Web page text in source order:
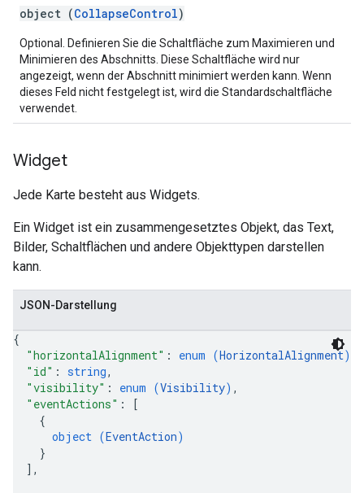
object (CollapseControl)
Optional. Definieren Sie die Schaltfläche zum Maximieren und
Minimieren des Abschnitts. Diese Schaltfläche wird nur
angezeigt, wenn der Abschnitt minimiert werden kann. Wenn
dieses Feld nicht festgelegt ist, wird die Standardschaltfläche
verwendet.
Widget
Jede Karte besteht aus Widgets.
Ein Widget ist ein zusammengesetztes Objekt, das Text,
Bilder, Schaltflächen und andere Objekttypen darstellen
kann.
JSON-Darstellung
{
"horizontalAlignment" : enum (HorizontalAlignment)
"id" : string,
"visibility" : enum (Visibility) ,
"eventActions" :
[
{
object (EventAction)
}
] ,